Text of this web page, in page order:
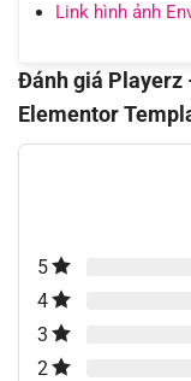
Link hình ảnh
Đánh giá Playerz
Elementor
5
4
3
2